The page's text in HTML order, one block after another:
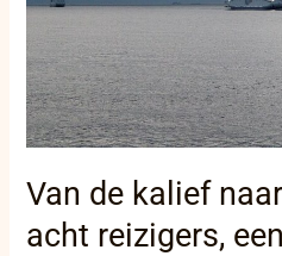
Van de kalief
acht reizigers,
een
ferry
en
gesprekken
die
bleven